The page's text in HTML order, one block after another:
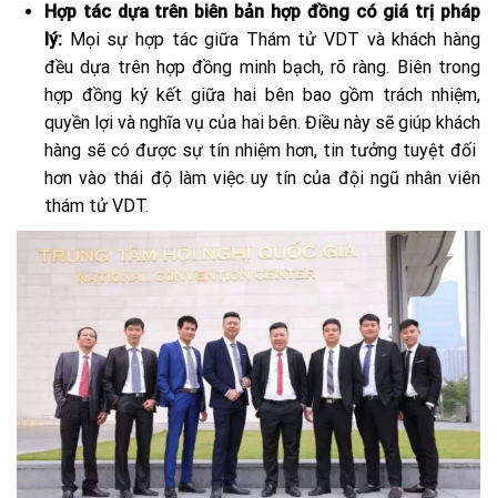
Hợp tác dựa trên biên bản hợp đồng có giá trị pháp
lý: Mọi sự hợp tác giữa Thám tử VDT và khách hàng
đều dựa trên hợp đồng minh bạch, rõ ràng. Biên trong
hợp đồng ký kết giữa hai bên bao gồm trách nhiệm,
quyền lợi và nghĩa vụ của hai bên. Điều này sẽ giúp khách
hàng sẽ có được sự tín nhiệm hơn, tin tưởng tuyệt đối
hơn vào thái độ làm việc uy tín của đội ngũ nhân viên
thám tử VDT.